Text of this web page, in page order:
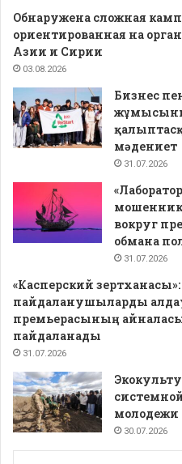
Обнаружена сложная
ориентированная на
Азии и Сирии
03.08.2026
Бизнес
мәдениет
31.07.2026
вокруг
обмана
31.07.2026
«Касперский
пайдаланушыларды
премьерасының
пайдаланады
31.07.2026
молодежи
30.07.2026